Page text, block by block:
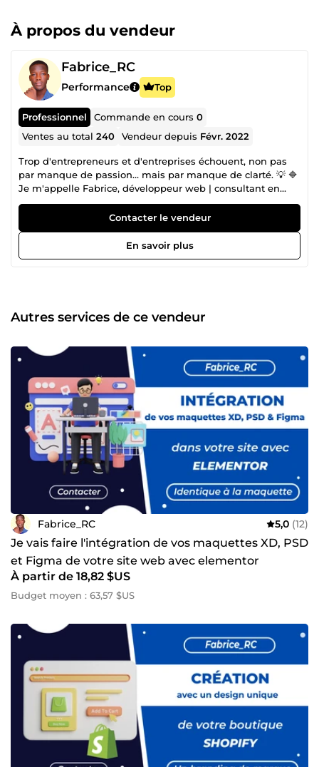
À propos du vendeur
Fabrice_RC
Performance Top
Professionnel Commande en cours0
Ventes au total240 Vendeur depuis Févr. 2022
Trop d'entrepreneurs et d'entreprises échouent, non pas
par manque de passion… mais par manque de clarté. 💡 🔷
Je m'appelle Fabrice, développeur web | consultant en
marketing digital et depuis plus de 5 ans , j'aide des
entrepreneurs, des entreprises, freelances et marques à
transformer le flou en structure plus clair et prospère. 🚀 ▶️
Clarification de message ▶️ Refonte stratégique de site
web ▶️ Conception d'offres irrésistibles ▶️ Optimisation
reviennent. Fabrice_RC aide les entrepreneurs, freelances
et petites structures à clarifier leur message, structurer leur
mission, pour attirer les bons clients sans confusion. Vous
avez un site, une idée ou une offre, mais vous sentez que
quelque chose ne prend pas ? 👉 Parlons-en. Je vous aide
à simplifier, structurer et vendre — sans blabla. Contactez-
moi dès aujourd’hui ! Fabrice_RC à votre service ! 🚀
Contacter le vendeur
En savoir plus
Autres services de ce vendeur
Fabrice_RC 5,0 (12)
Je vais faire l'intégration de vos maquettes XD, PSD
et Figma de votre site web avec elementor
À partir de 18,82 $US
Budget moyen : 63,57 $US